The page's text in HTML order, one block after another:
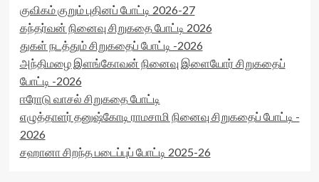
குவிகம் குறும் புதினப் போட்டி 2026-27
கந்தர்வன் நினைவு சிறுகதை போட்டி 2026
துகள் நடத்தும் சிறுகதைப் போட்டி -2026
அந்திமழை இளங்கோவன் நினைவு இளையோர் சிறுகதைப்
போட்டி -2026
ஈரோடு வாசல் சிறுகதை போட்டி
எழுத்தாளர் தனுஷ்கோடி ராமசாமி நினைவு சிறுகதைப் போட்டி -
2026
சஹானா சிறந்த படைப்புப் போட்டி 2025-26